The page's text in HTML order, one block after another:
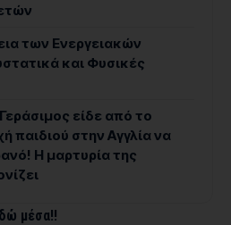
των Ενεργειακών
και Φυσικές
είδε από το
παιδιού στην Αγγλία να
Η μαρτυρία της
μέσα!!